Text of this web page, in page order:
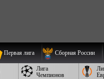
Первая лига Сборная России
Лига
Чемпионов